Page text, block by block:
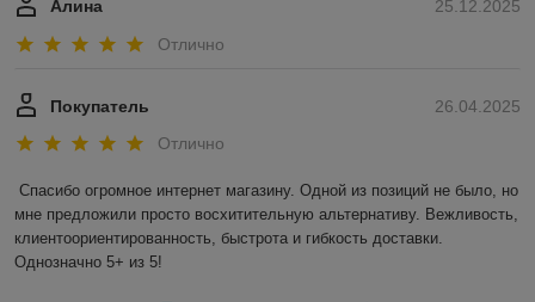
25.12.2025
Алина
Отлично
26.04.2025
Покупатель
Отлично
Спасибо огромное интернет магазину. Одной из позиций не было, но
мне предложили просто восхитительную альтернативу. Вежливость,
клиентоориентированность, быстрота и гибкость доставки.
Однозначно 5+ из 5!